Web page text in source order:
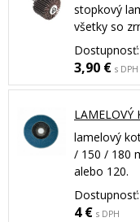
stopkový
všetky so
Dostupnosť:
3,90 € s DPH
LAMELOVÝ
lamelový
/ 150 / 180
alebo 120.
Dostupnosť:
4 € s DPH